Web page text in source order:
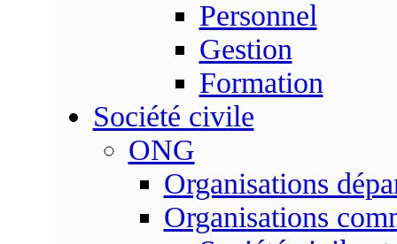
Personnel
Gestion
Formation
Société civile
ONG
Organisations
Organisations